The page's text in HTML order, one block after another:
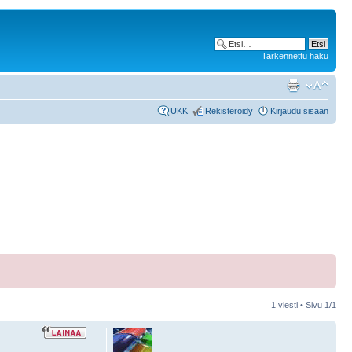
Tarkennettu haku
UKK Rekisteröidy Kirjaudu sisään
1 viesti • Sivu 1/1